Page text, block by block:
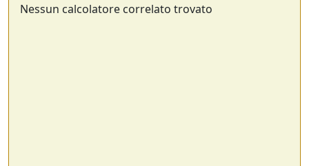
Nessun calcolatore correlato trovato